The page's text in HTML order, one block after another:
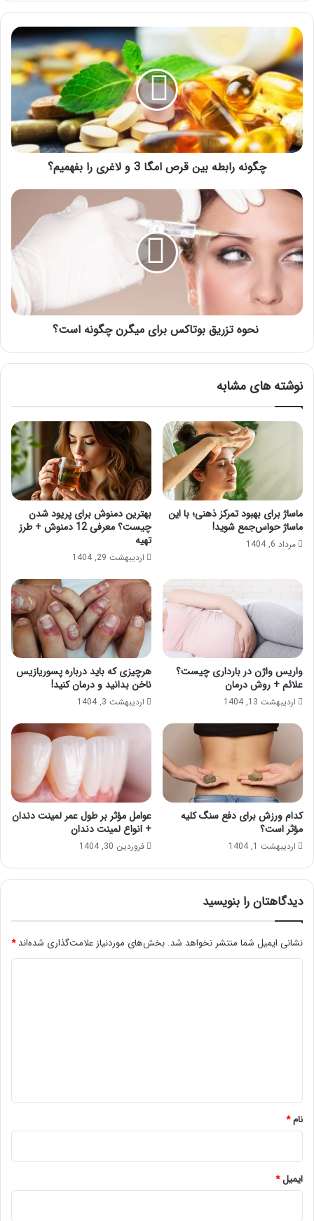
چگونه
رابطه
بین
قرص
امگا
3
و
لاغری
را
چگونه رابطه بین قرص امگا 3 و لاغری را بفهمیم؟
نحوه
برای
میگرن
چگونه
نحوه تزریق بوتاکس برای میگرن چگونه است؟
نوشته های مشابه
ماساژ برای بهبود تمرکز ذهنی؛ با این
ماساژ حواس‌جمع شوید!
مرداد 6, 1404
بهترین دمنوش برای پریود شدن
چیست؟ معرفی 12 دمنوش + طرز
تهیه
اردیبهشت 29, 1404
واریس واژن در بارداری چیست؟
علائم + روش درمان
اردیبهشت 13, 1404
هرچیزی که باید درباره پسوریازیس
ناخن بدانید و درمان کنید!
اردیبهشت 3, 1404
کدام ورزش برای دفع سنگ کلیه
مؤثر است؟
اردیبهشت 1, 1404
عوامل مؤثر بر طول عمر لمینت دندان
+ انواع لمینت دندان
فروردین 30, 1404
دیدگاهتان را بنویسید
نشانی ایمیل شما منتشر نخواهد شد. بخش‌های موردنیاز علامت‌گذاری شده‌اند*
نام*
ایمیل*